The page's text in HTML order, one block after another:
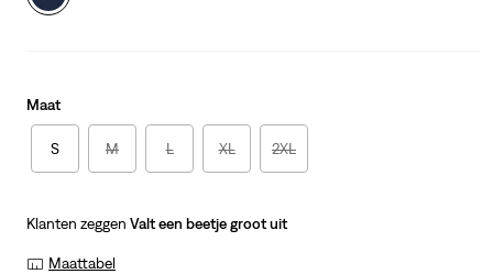
Maat
S M L XL 2XL
Klanten zeggen Valt een beetje groot uit
Maattabel